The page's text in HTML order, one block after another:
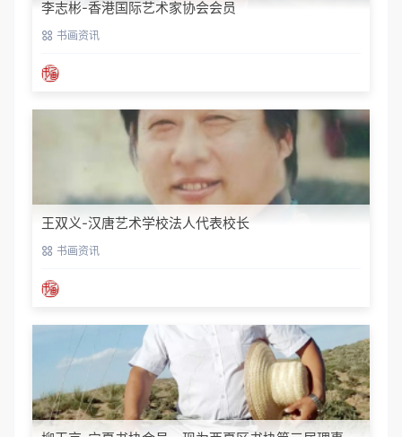
李志彬-香港国际艺术家协会会员
书画资讯
王双义-汉唐艺术学校法人代表校长
书画资讯